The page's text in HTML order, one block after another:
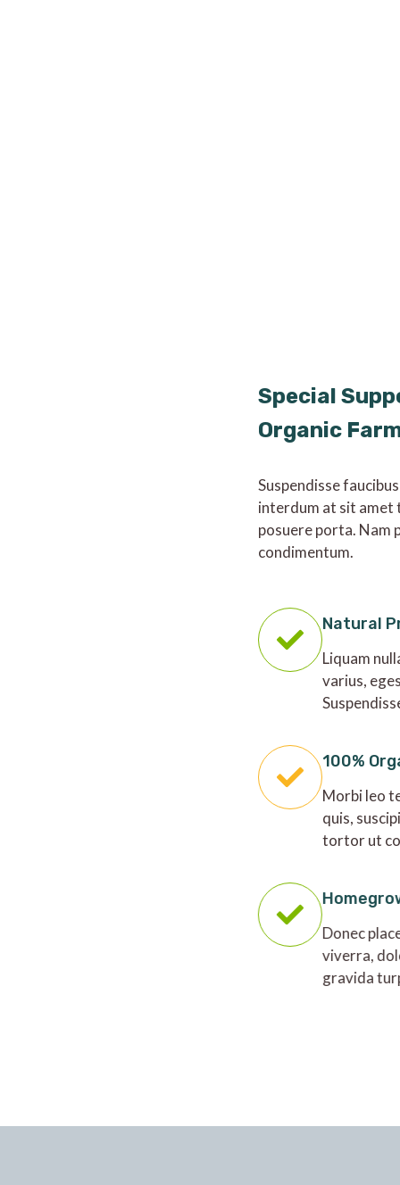
Special
Organic
Suspendisse
interdum at sit amet
posuere porta. Nam
condimentum.
Natural
Liquam
varius,
100%
Morbi leo
quis,
tortor ut
Donec
viverra,
gravida